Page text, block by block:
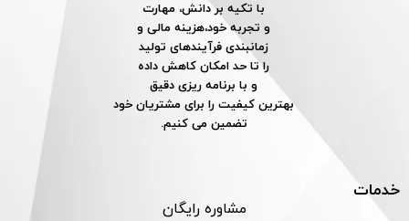
با تکیه بر دانش، مهارت
و تجربه خود،هزینه مالی و
زمانبندی فرآیندهای تولید
را تا حد امکان کاهش داده
و با برنامه ریزی دقیق
بهترین کیفیت را برای مشتریان خود
تضمین می کنیم.
خدمات
مشاوره رایگان